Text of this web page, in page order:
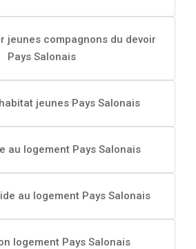
jeunes compagnons du devoir
Pays Salonais
jeunes Pays Salonais
au logement Pays Salonais
au logement Pays Salonais
logement Pays Salonais